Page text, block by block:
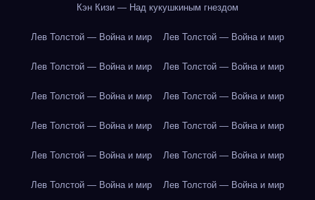
Кэн Кизи — Над кукушкиным гнездом
Лев Толстой — Война и мир Лев Толстой — Война и мир
Лев Толстой — Война и мир Лев Толстой — Война и мир
Лев Толстой — Война и мир Лев Толстой — Война и мир
Лев Толстой — Война и мир Лев Толстой — Война и мир
Лев Толстой — Война и мир Лев Толстой — Война и мир
Лев Толстой — Война и мир Лев Толстой — Война и мир